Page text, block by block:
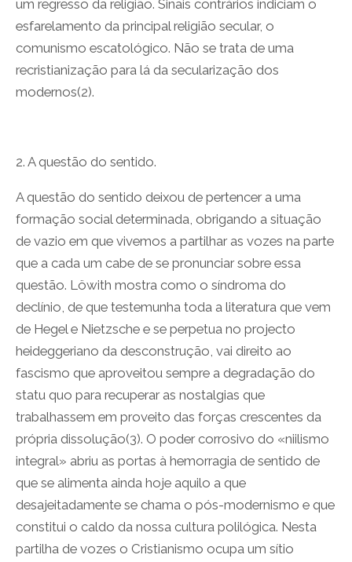
um regresso da religião. Sinais contrários indiciam o
esfarelamento da principal religião secular, o
comunismo escatológico. Não se trata de uma
recristianização para lá da secularização dos
modernos(2).
2. A questão do sentido.
A questão do sentido deixou de pertencer a uma
formação social determinada, obrigando a situação
de vazio em que vivemos a partilhar as vozes na parte
que a cada um cabe de se pronunciar sobre essa
questão. Löwith mostra como o síndroma do
declínio, de que testemunha toda a literatura que vem
de Hegel e Nietzsche e se perpetua no projecto
heideggeriano da desconstrução, vai direito ao
fascismo que aproveitou sempre a degradação do
statu quo para recuperar as nostalgias que
trabalhassem em proveito das forças crescentes da
própria dissolução(3). O poder corrosivo do «niilismo
integral» abriu as portas à hemorragia de sentido de
que se alimenta ainda hoje aquilo a que
desajeitadamente se chama o pós-modernismo e que
constitui o caldo da nossa cultura polilógica. Nesta
partilha de vozes o Cristianismo ocupa um sítio